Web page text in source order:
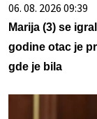
06. 08. 2026 09:39
Marija (3) se
godine otac je
gde je bila